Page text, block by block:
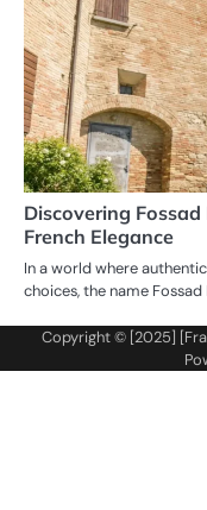
Discovering
French Elegance
In a world where
choices, the name
Copyright © [2025]